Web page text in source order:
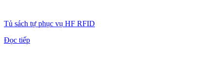
Tủ sách tự phục vụ HF RFID
Đọc tiếp